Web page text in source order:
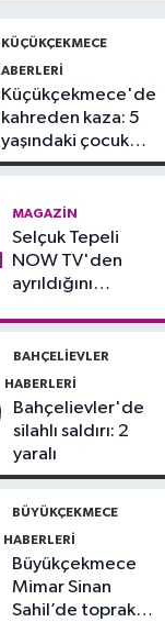
önleniyor'
KÜÇÜKÇEKMECE
Küçükçekmece'de
kahreden kaza: 5
yaşındaki çocuk
yoğun bakımda
MAGAZIN
Selçuk Tepeli
NOW TV'den
ayrıldığını
BAHÇELIEVLER
HABERLERI
Bahçelievler'de
silahlı saldırı: 2
yaralı
BÜYÜKÇEKMECE
HABERLERI
Büyükçekmece
Mimar Sinan
Sahil’de toprak